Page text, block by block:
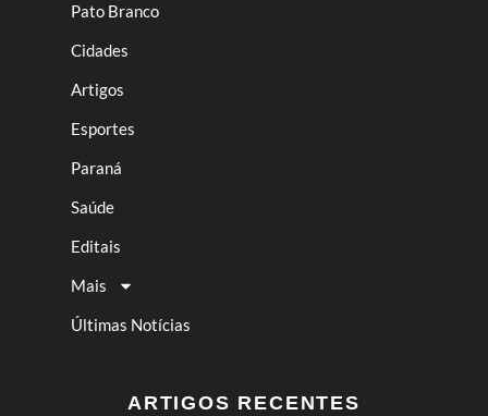
Pato Branco
Cidades
Artigos
Esportes
Paraná
Saúde
Editais
Mais
Últimas Notícias
ARTIGOS RECENTES